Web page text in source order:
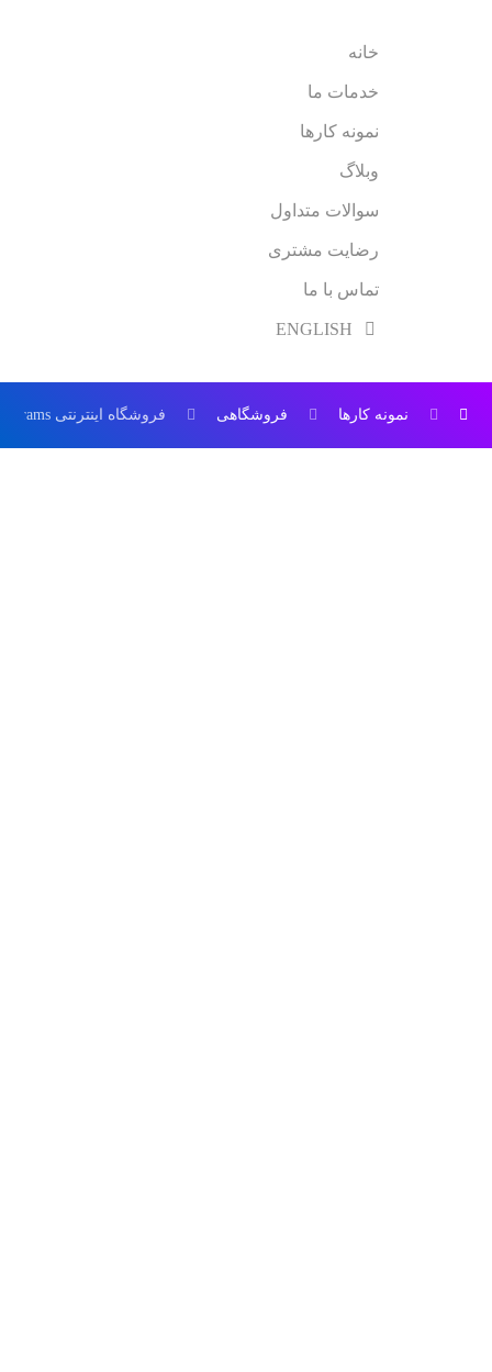
خانه
خدمات ما
نمونه کارها
وبلاگ
سوالات متداول
رضایت مشتری
تماس با ما
ENGLISH
نمونه کارها فروشگاهی فروشگاه اینترنتی PrimePrams